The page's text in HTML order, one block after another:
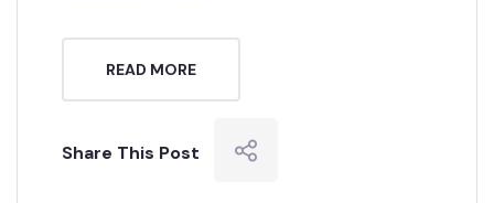
READ MORE
Share This Post